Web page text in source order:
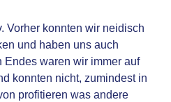
Vorher konnten wir neidisch
und haben uns auch
Endes waren wir immer auf
konnten nicht, zumindest in
profitieren was andere